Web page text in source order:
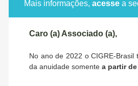
Mais informações, acesse a
Caro (a) Associado (a),
No ano de 2022 o CIGRE-
da anuidade somente a partir de